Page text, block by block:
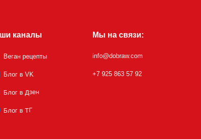
каналы
Блог в VK
Веган рецепты
Блог в Дзен
Блог в ТГ
Мы на связи:
info@dobraw.com
+7 925 863 57 92